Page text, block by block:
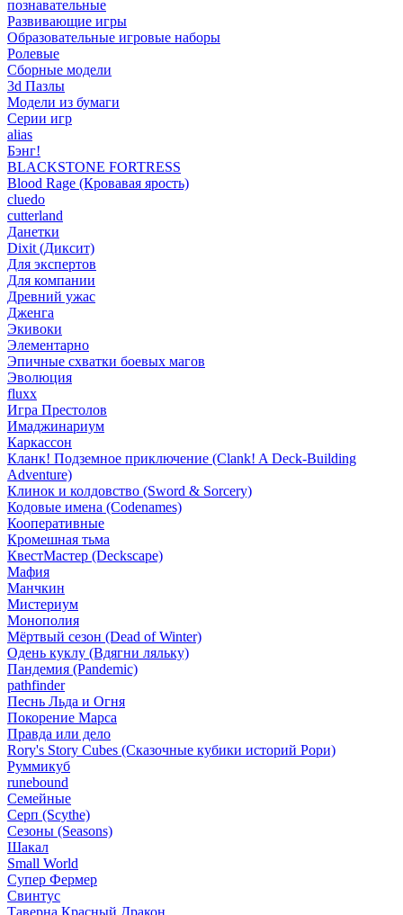
познавательные
Развивающие игры
Образовательные игровые наборы
Ролевые
Сборные модели
3d Пазлы
Модели из бумаги
Серии игр
alias
Бэнг!
BLACKSTONE FORTRESS
Blood Rage (Кровавая ярость)
cluedo
cutterland
Данетки
Dixit (Диксит)
Для экспертов
Для компании
Древний ужас
Дженга
Экивоки
Элементарно
Эпичные схватки боевых магов
Эволюция
fluxx
Игра Престолов
Имаджинариум
Каркассон
Кланк! Подземное приключение (Clank! A Deck-Building
Adventure)
Клинок и колдовство (Sword & Sorcery)
Кодовые имена (Codenames)
Кооперативные
Кромешная тьма
КвестМастер (Deckscape)
Мафия
Манчкин
Мистериум
Монополия
Мёртвый сезон (Dead of Winter)
Одень куклу (Вдягни ляльку)
Пандемия (Pandemic)
pathfinder
Песнь Льда и Огня
Покорение Марса
Правда или дело
Rory's Story Cubes (Сказочные кубики историй Рори)
Руммикуб
runebound
Семейные
Серп (Scythe)
Сезоны (Seasons)
Шакал
Small World
Супер Фермер
Свинтус
Таверна Красный Дракон